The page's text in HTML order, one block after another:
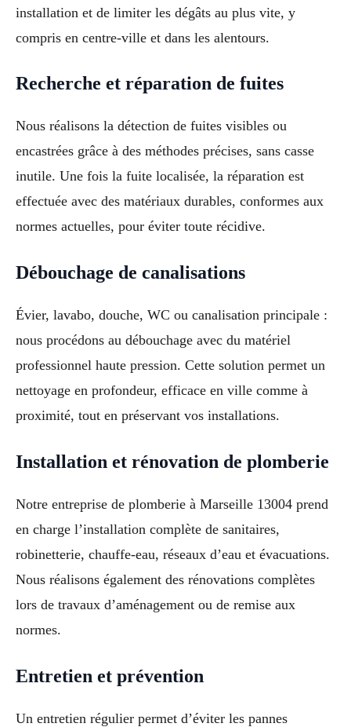
installation et de limiter les dégâts au plus vite, y
compris en centre-ville et dans les alentours.
Recherche et réparation de fuites
Nous réalisons la détection de fuites visibles ou
encastrées grâce à des méthodes précises, sans casse
inutile. Une fois la fuite localisée, la réparation est
effectuée avec des matériaux durables, conformes aux
normes actuelles, pour éviter toute récidive.
Débouchage de canalisations
Évier, lavabo, douche, WC ou canalisation principale :
nous procédons au débouchage avec du matériel
professionnel haute pression. Cette solution permet un
nettoyage en profondeur, efficace en ville comme à
proximité, tout en préservant vos installations.
Installation et rénovation de plomberie
Notre entreprise de plomberie à Marseille 13004 prend
en charge l’installation complète de sanitaires,
robinetterie, chauffe-eau, réseaux d’eau et évacuations.
Nous réalisons également des rénovations complètes
lors de travaux d’aménagement ou de remise aux
normes.
Entretien et prévention
Un entretien régulier permet d’éviter les pannes